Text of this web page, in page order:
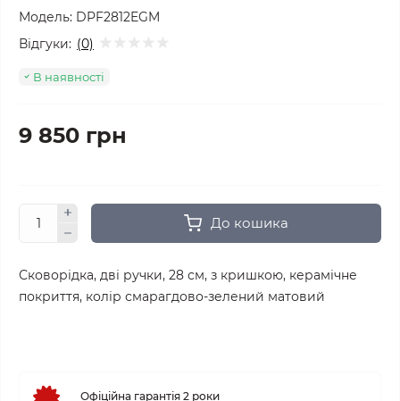
Модель: DPF2812EGM
Відгуки: (0)
В наявності
9 850 грн
До кошика
Сковорідка, дві ручки, 28 см, з кришкою, керамічне
покриття, колір смарагдово-зелений матовий
Офіційна гарантія 2 роки